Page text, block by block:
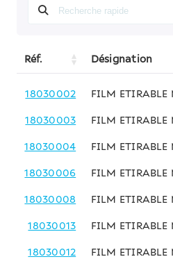
Réf. Désignation
18030002 FILM ETIRABLE
18030003 FILM ETIRABLE
18030004 FILM ETIRABLE
18030006 FILM
18030008 FILM
18030013 FILM ETIRABLE
18030012 FILM ETIRABLE